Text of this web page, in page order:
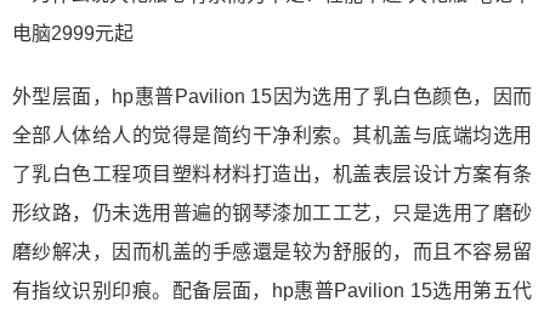
外型层面，hp惠普Pavilion 15因为选用了乳白色颜色，因而
全部人体给人的觉得是简约干净利索。其机盖与底端均选用
了乳白色工程项目塑料材料打造出，机盖表层设计方案有条
形纹路，仍未选用普遍的钢琴漆加工工艺，只是选用了磨砂
磨纱解决，因而机盖的手感還是较为舒服的，而且不容易留
有指纹识别印痕。配备层面，hp惠普Pavilion 15选用第五代